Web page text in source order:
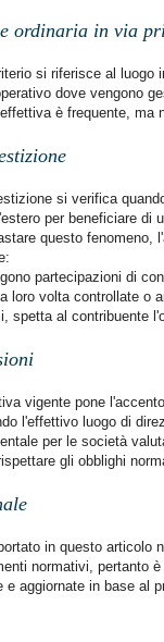
ordinaria in via
si riferisce al luogo
dove vengono
è frequente, ma
si verifica
per beneficiare di
questo fenomeno,
partecipazioni di
loro volta controllate o
spetta al contribuente
vigente pone
l'effettivo luogo di
per le società
gli obblighi
in questo articolo
normativi, pertanto
e aggiornate in base al